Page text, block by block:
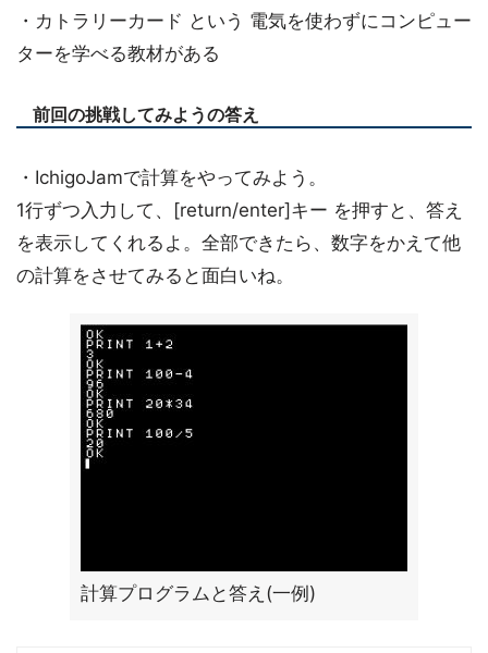
・カトラリーカード という 電気を使わずにコンピュー
ターを学べる教材がある
前回の挑戦してみようの答え
・IchigoJamで計算をやってみよう。
1行ずつ入力して、[return/enter]キー を押すと、答え
を表示してくれるよ。全部できたら、数字をかえて他
の計算をさせてみると面白いね。
計算プログラムと答え(一例)